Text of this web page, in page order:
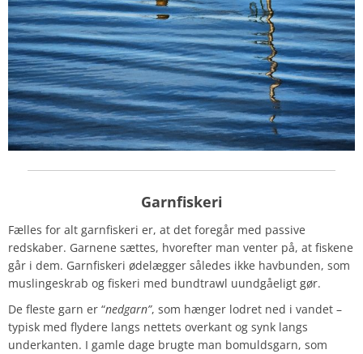
Garnfiskeri
Fælles for alt garnfiskeri er, at det foregår med passive
redskaber. Garnene sættes, hvorefter man venter på, at fiskene
går i dem. Garnfiskeri ødelægger således ikke havbunden, som
muslingeskrab og fiskeri med bundtrawl uundgåeligt gør.
De fleste garn er “nedgarn”, som hænger lodret ned i vandet –
typisk med flydere langs nettets overkant og synk langs
underkanten. I gamle dage brugte man bomuldsgarn, som